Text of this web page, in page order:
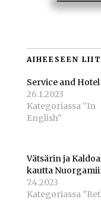
AIHEESEEN
Service and Hotel
26.1.2023
Kategoriassa "In
English"
Vätsärin ja
kautta
7.4.2023
Kategoriassa